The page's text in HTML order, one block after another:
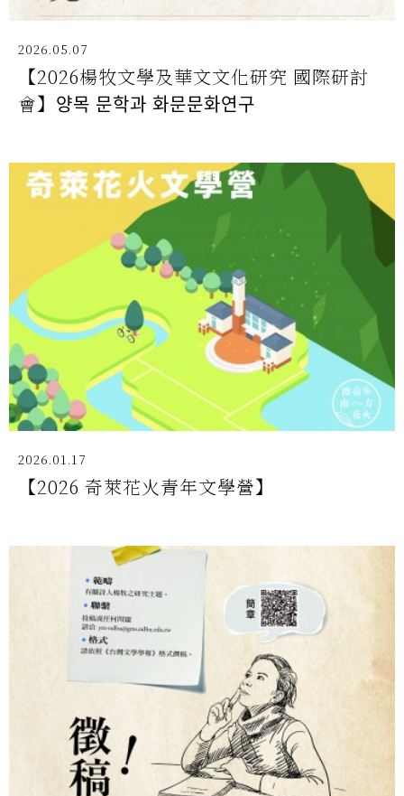
2026.05.07
【2026楊牧文學及華文文化研究 國際研討
會】양목 문학과 화문문화연구
2026.01.17
【2026 奇萊花火青年文學營】